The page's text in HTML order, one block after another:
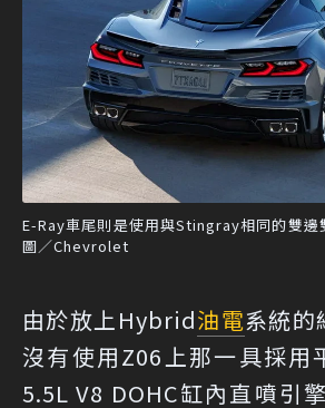
E-Ray車尾則是使用與Stingray相同的雙邊
圖／Chevrolet
由於放上Hybrid油電系統的
沒有使用Z06上那一具採用
5.5L V8 DOHC缸內直噴引